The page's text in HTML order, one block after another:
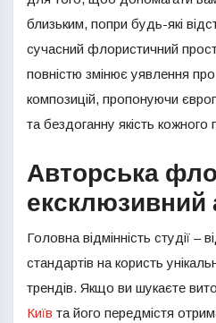
близьким, попри будь-які
сучасний флористичний
повністю змінює уявлення
композицій, пропонуючи
та бездоганну якість кожного
Авторська
ексклюзивний
Головна відмінність студії –
стандартів на користь
трендів. Якщо ви шукаєте
Київ та його передмістя